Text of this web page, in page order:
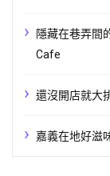
隱藏在巷弄間
Cafe
還沒開店就大
嘉義在地好滋